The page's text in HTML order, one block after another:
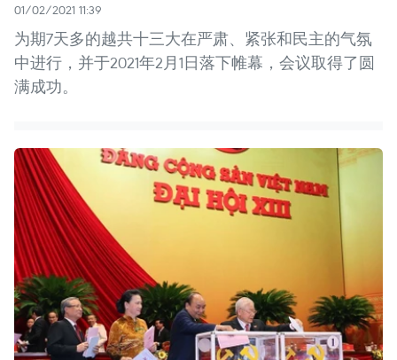
01/02/2021 11:39
为期7天多的越共十三大在严肃、紧张和民主的气氛
中进行，并于2021年2月1日落下帷幕，会议取得了圆
满成功。